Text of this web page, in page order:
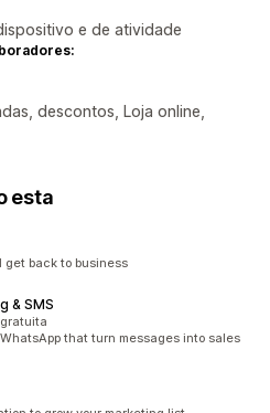
e de atividade
descontos, Loja online,
esta
back to business
& SMS
that turn messages into sales